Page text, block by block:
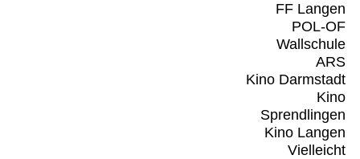
FF Langen
POL-OF
Wallschule
ARS
Kino Darmstadt
Kino
Sprendlingen
Kino Langen
Vielleicht